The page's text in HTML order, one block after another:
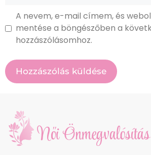
A nevem, e-mail címem, és
mentése a böngészőben a
hozzászólásomhoz.